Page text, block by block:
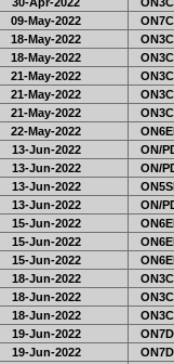
09-May-2022
18-May-2022
18-May-2022
21-May-2022
21-May-2022
21-May-2022
22-May-2022
13-Jun-2022
ON/
13-Jun-2022
ON/
13-Jun-2022
13-Jun-2022
ON/
15-Jun-2022
15-Jun-2022
15-Jun-2022
18-Jun-2022
18-Jun-2022
18-Jun-2022
19-Jun-2022
19-Jun-2022